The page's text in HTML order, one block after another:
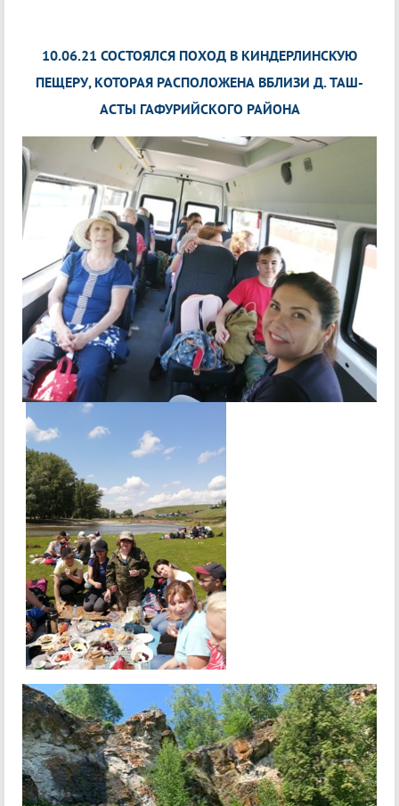
10.06.21 СОСТОЯЛСЯ ПОХОД В КИНДЕРЛИНСКУЮ
ПЕЩЕРУ, КОТОРАЯ РАСПОЛОЖЕНА ВБЛИЗИ Д. ТАШ-
АСТЫ ГАФУРИЙСКОГО РАЙОНА